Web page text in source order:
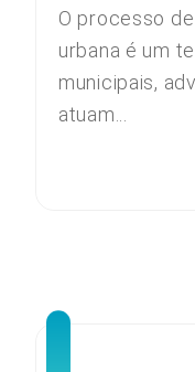
O processo
urbana é um
municipais,
atuam...